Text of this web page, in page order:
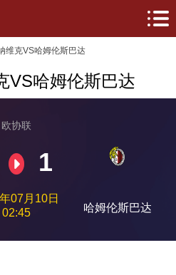
维克VS哈姆伦斯巴达
VS哈姆伦斯巴达
欧协联
1
07月10日
02:45
哈姆伦斯巴达